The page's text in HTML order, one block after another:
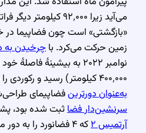
می‌آید زیرا ۹۲٬۰۰۰
«بازگشتی» است چون فضاپیما در
زمین حرکت می‌کرد. باچرخیدن به
نوامبر ۲۰۲۲ به بیشینهٔ
۴۰۰٬۰۰۰ کیلومتر) رسید و رکوردی را که پیش‌تر توسط
به‌عنوان دورترینفضاپیمای
سرنشین‌دار فضاثبت شده بود،
آرتمیس ۲
که ۴ فضانورد را به